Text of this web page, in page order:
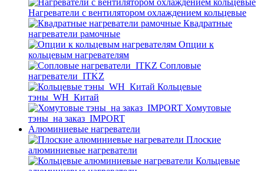
Нагреватели с вентилятором охлаждением кольцевые
Квадратные
нагреватели рамочные
Опции к
кольцевым нагревателям
Cопловые
нагреватели_ITKZ
Кольцевые
тэны_WH_Китай
Хомутовые
тэны_на заказ_IMPORT
Алюминиевые нагреватели
Плоские
алюминиевые нагреватели
Кольцевые